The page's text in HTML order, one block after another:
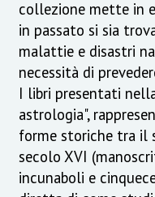
collezione mette in
in passato si sia
malattie e disastri
necessità di
I libri presentati
astrologia",
forme storiche tra il
secolo XVI
incunaboli e